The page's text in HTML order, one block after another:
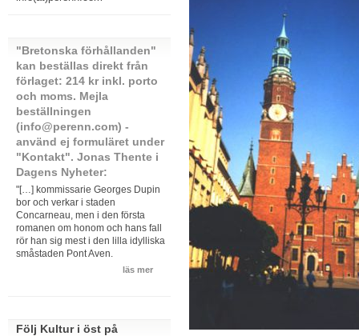
"Bretonska förhållanden"
kan beställas direkt från
förlaget: 214 kr inkl. porto
och moms. Mejla
beställningen
(info@perenn.com) -
använd ej formuläret under
"Kontakt". Jonas Thente i
Dagens Nyheter:
"[…] kommissarie Georges Dupin
bor och verkar i staden
Concarneau, men i den första
romanen om honom och hans fall
rör han sig mest i den lilla idylliska
småstaden Pont Aven.
läs mer
Följ Kultur i öst på